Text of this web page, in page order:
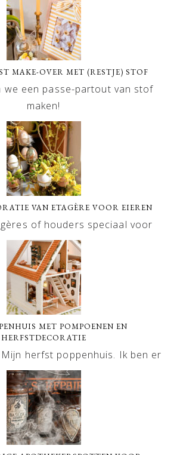
MAKE-OVER MET (RESTJE) STOF
we een passe-partout van stof
maken!
VAN ETAGÈRE VOOR EIEREN
of houders speciaal voor
MET POMPOENEN EN
HERFSTDECORATIE
herfst poppenhuis. Ik ben er